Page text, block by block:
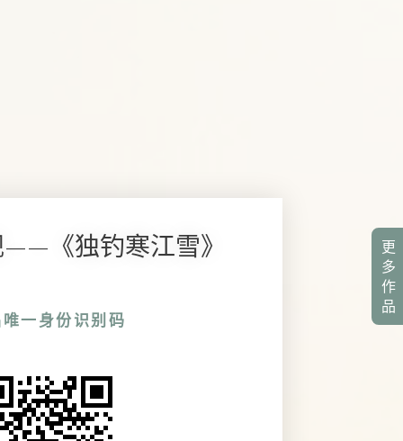
——《独钓寒江雪》
一身份识别码
更
多
作
品